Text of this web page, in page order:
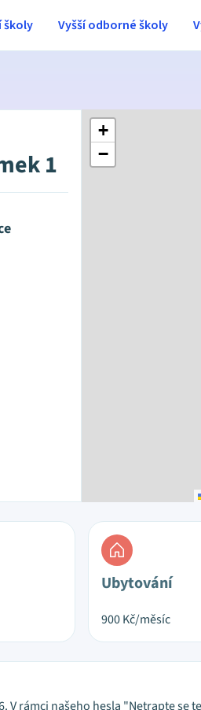
školy Vyšší odborné školy
1
+
−
Ubytování
900Kč/měsíc
V rámci našeho hesla "Netrapte